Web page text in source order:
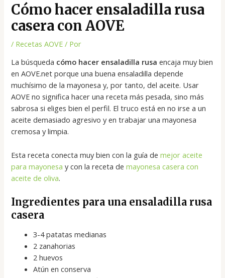
Cómo hacer ensaladilla rusa
casera con AOVE
/ Recetas AOVE / Por
La búsqueda cómo hacer ensaladilla rusa encaja muy bien
en AOVE.net porque una buena ensaladilla depende
muchísimo de la mayonesa y, por tanto, del aceite. Usar
AOVE no significa hacer una receta más pesada, sino más
sabrosa si eliges bien el perfil. El truco está en no irse a un
aceite demasiado agresivo y en trabajar una mayonesa
cremosa y limpia.
Esta receta conecta muy bien con la guía demejor aceite
para mayonesa y con la receta demayonesa casera con
aceite de oliva.
Ingredientes para una ensaladilla rusa
casera
3-4 patatas medianas
2 zanahorias
2 huevos
Atún en conserva